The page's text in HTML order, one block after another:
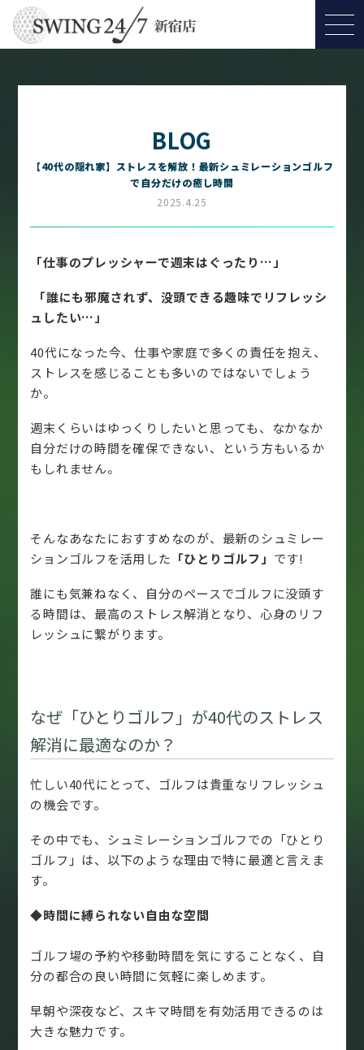
BLOG
【40代の隠れ家】ストレスを解放！最新シュミレーションゴルフ
で自分だけの癒し時間
2025.4.25
「仕事のプレッシャーで週末はぐったり…」
「誰にも邪魔されず、没頭できる趣味でリフレッシ
ュしたい…」
40代になった今、仕事や家庭で多くの責任を抱え、
ストレスを感じることも多いのではないでしょう
か。
週末くらいはゆっくりしたいと思っても、なかなか
自分だけの時間を確保できない、という方もいるか
もしれません。
そんなあなたにおすすめなのが、最新のシュミレー
ションゴルフを活用した 「ひとりゴルフ」 です!
誰にも気兼ねなく、自分のペースでゴルフに没頭す
る時間は、最高のストレス解消となり、心身のリフ
レッシュに繋がります。
なぜ「ひとりゴルフ」が40代のストレス
解消に最適なのか？
忙しい40代にとって、ゴルフは貴重なリフレッシュ
の機会です。
その中でも、シュミレーションゴルフでの「ひとり
ゴルフ」は、以下のような理由で特に最適と言えま
す。
◆時間に縛られない自由な空間
ゴルフ場の予約や移動時間を気にすることなく、自
分の都合の良い時間に気軽に楽しめます。
早朝や深夜など、スキマ時間を有効活用できるのは
大きな魅力です。